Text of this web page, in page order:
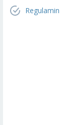
Regulamin